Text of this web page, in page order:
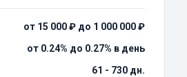
от 15 000 ₽ до 1 000 000 ₽
от 0.24% до 0.27% в день
61 - 730 дн.